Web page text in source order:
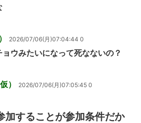
2026/07/06(月)07:04:44 0
ウみたいになって死なないの？
） 2026/07/06(月)07:05:45 0
加することが参加条件だか